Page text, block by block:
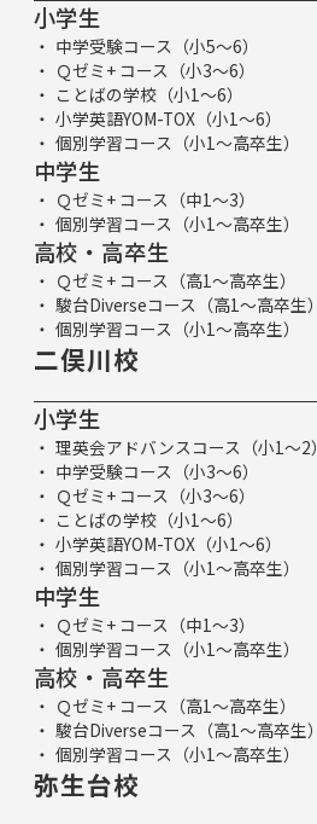
小学生
中学受験コース（小5～6）
Ｑゼミ+ コース（小3～6）
ことばの学校（小1～6）
小学英語YOM-TOX（小1～6）
個別学習コース（小1～高卒生）
中学生
Ｑゼミ+ コース（中1～3）
個別学習コース（小1～高卒生）
高校・高卒生
Ｑゼミ+ コース（高1～高卒生）
駿台Diverseコース（高1～高卒生）
個別学習コース（小1～高卒生）
二俣川校
小学生
理英会アドバンスコース（小1～2）
中学受験コース（小3～6）
Ｑゼミ+ コース（小3～6）
ことばの学校（小1～6）
小学英語YOM-TOX（小1～6）
個別学習コース（小1～高卒生）
中学生
Ｑゼミ+ コース（中1～3）
個別学習コース（小1～高卒生）
高校・高卒生
Ｑゼミ+ コース（高1～高卒生）
駿台Diverseコース（高1～高卒生）
個別学習コース（小1～高卒生）
弥生台校